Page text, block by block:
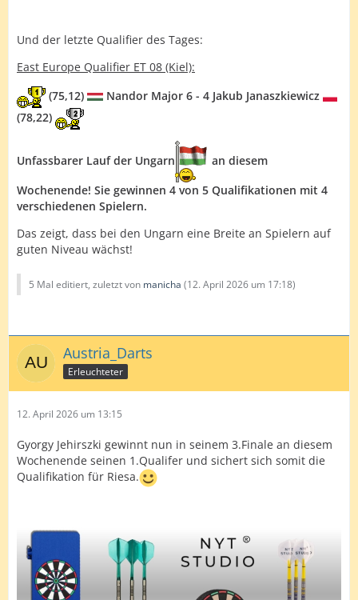
Und der letzte Qualifier des Tages:
East Europe Qualifier ET 08 (Kiel):
(75,12)
Nandor Major 6 - 4 Jakub Janaszkiewicz
(78,22)
Unfassbarer Lauf der Ungarn
an diesem
Wochenende! Sie gewinnen 4 von 5 Qualifikationen mit 4
verschiedenen Spielern.
Das zeigt, dass bei den Ungarn eine Breite an Spielern auf
guten Niveau wächst!
5 Mal editiert, zuletzt von manicha (12. April 2026 um 17:18)
Austria_Darts
Erleuchteter
12. April 2026 um 13:15
Gyorgy Jehirszki gewinnt nun in seinem 3.Finale an diesem
Wochenende seinen 1.Qualifer und sichert sich somit die
Qualifikation für Riesa.